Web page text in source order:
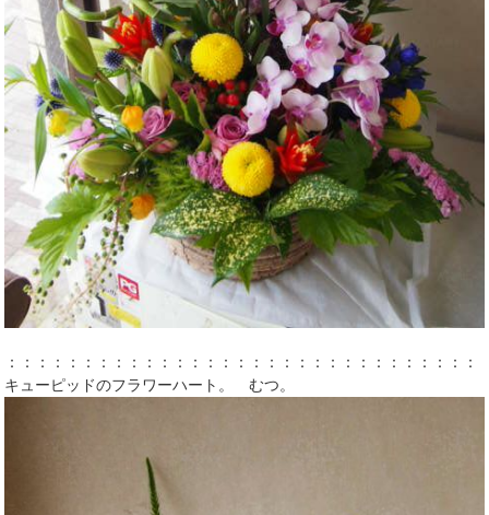
：：：：：：：：：：：：：：：：：：：：：：：：：：：：：：：
キューピッドのフラワーハート。 むつ。